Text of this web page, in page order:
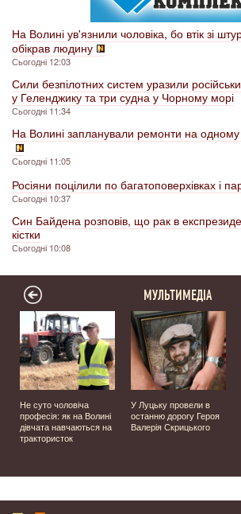
На Волині ув'язнили чоловіка, бо втік зі
обікрав людину
Сьогодні 12:03
Сили безпілотних систем уразили
у Геленджику та три судна у Чорному морі
Сьогодні 11:34
На Волині запланували ремонти на одному
Сьогодні 11:05
Росіяни поцілили по багатоповерхівках і
Сьогодні 10:37
Син Байдена розповів, що рак в
кістки
Сьогодні 10:08
МУЛЬТИМЕДІА
Не суто чоловіча
професія: як на Волині
дівчата навчаються на
трактористок
У Луцьку провели в
останню дорогу Героя
Валерія Скрицького